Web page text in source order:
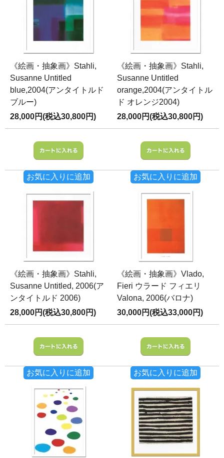
《絵画・抽象画》Stahli,
Susanne Untitled
blue,2004(アンタイトルド
ブルー)
28,000円(税込30,800円)
お気に入りに追加
《絵画・抽象画》Stahli,
Susanne Untitled
orange,2004(アンタイトル
ド オレンジ2004)
28,000円(税込30,800円)
お気に入りに追加
《絵画・抽象画》Stahli,
Susanne Untitled, 2006(ア
ンタイトルド 2006)
28,000円(税込30,800円)
お気に入りに追加
《絵画・抽象画》Vlado,
Fieri ウラード フィエリ
Valona, 2006(バロナ)
30,000円(税込33,000円)
お気に入りに追加